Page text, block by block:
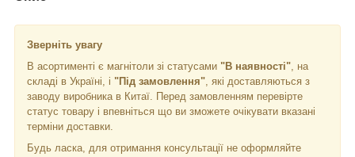
Зверніть увагу
В асортименті є магнітоли зі статусами "В наявності" , на
складі в Україні, і "Під замовлення" , які доставляються з
заводу виробника в Китаї. Перед замовленням перевірте
статус товару і впевніться що ви зможете очікувати вказані
терміни доставки.
Будь ласка, для отримання консультації не оформляйте